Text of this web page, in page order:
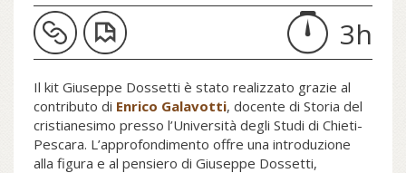
3h
Il kit Giuseppe Dossetti è stato realizzato grazie al
contributo di Enrico Galavotti, docente di Storia del
cristianesimo presso l’Università degli Studi di Chieti-
Pescara. L’approfondimento offre una introduzione
alla figura e al pensiero di Giuseppe Dossetti,